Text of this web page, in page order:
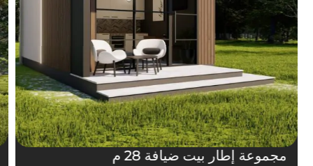
مجموعة إطار بيت ضيافة 28 م